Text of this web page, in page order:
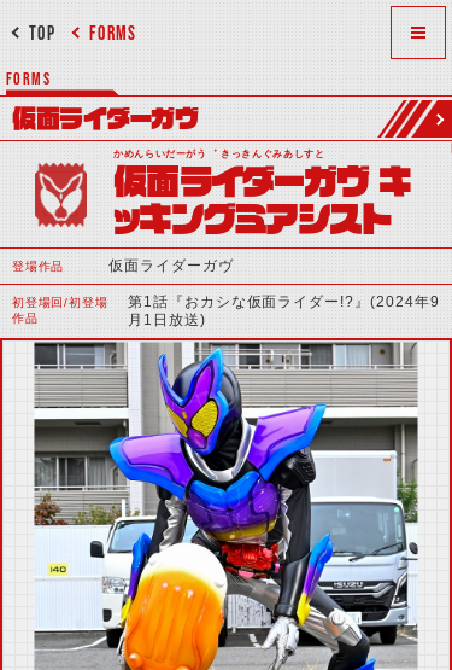
FORMS
TOP
FORMS
仮面ライダーガヴ
かめんらいだーがう゛ きっきんぐみあしすと
仮面ライダーガヴ キ
ッキングミアシスト
登場作品 仮面ライダーガヴ
初登場回/初登場
作品
第1話『おカシな仮面ライダー!?』(2024年9
月1日放送)